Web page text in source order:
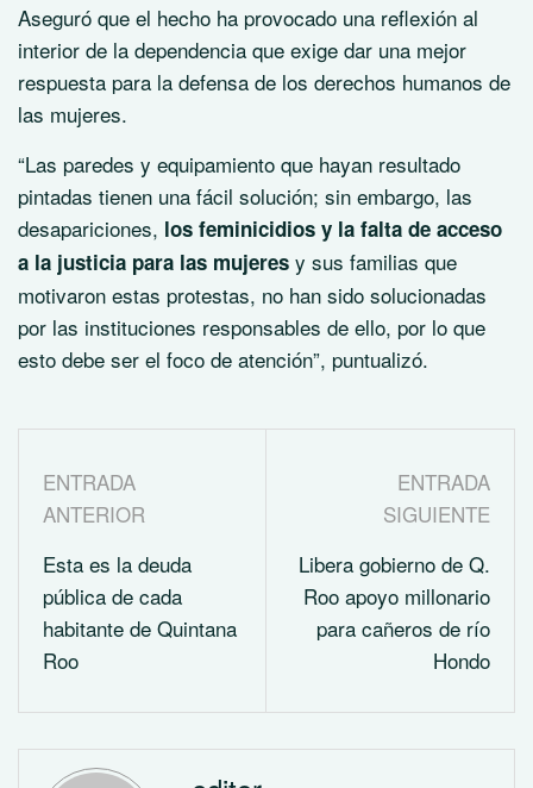
Aseguró que el hecho ha provocado una reflexión al
interior de la dependencia que exige dar una mejor
respuesta para la defensa de los derechos humanos de
las mujeres.
“Las paredes y equipamiento que hayan resultado
pintadas tienen una fácil solución; sin embargo, las
desapariciones, los feminicidios y la falta de acceso
a la justicia para las mujeres y sus familias que
motivaron estas protestas, no han sido solucionadas
por las instituciones responsables de ello, por lo que
esto debe ser el foco de atención”, puntualizó.
ENTRADA
ANTERIOR
Esta es la deuda
pública de cada
habitante de Quintana
Roo
ENTRADA
SIGUIENTE
Libera gobierno de Q.
Roo apoyo millonario
para cañeros de río
Hondo